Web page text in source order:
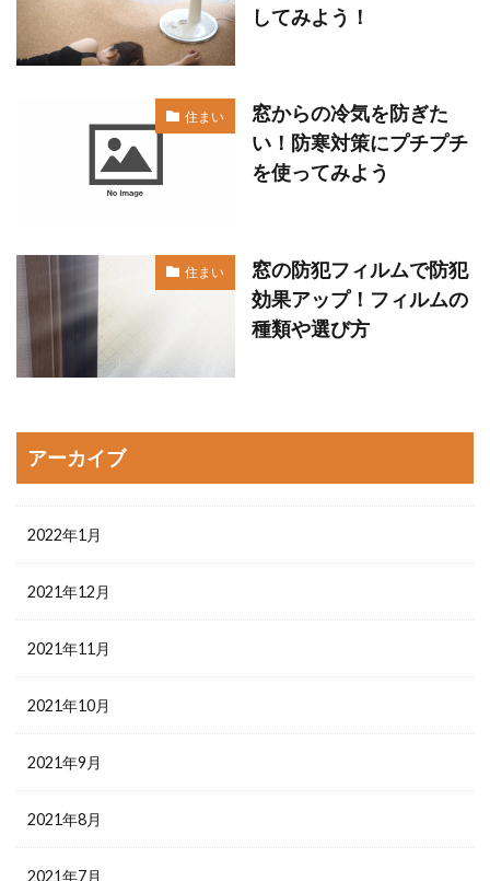
してみよう！
住まい
窓からの冷気を防ぎた
い！防寒対策にプチプチ
を使ってみよう
住まい
窓の防犯フィルムで防犯
効果アップ！フィルムの
種類や選び方
アーカイブ
2022年1月
2021年12月
2021年11月
2021年10月
2021年9月
2021年8月
2021年7月